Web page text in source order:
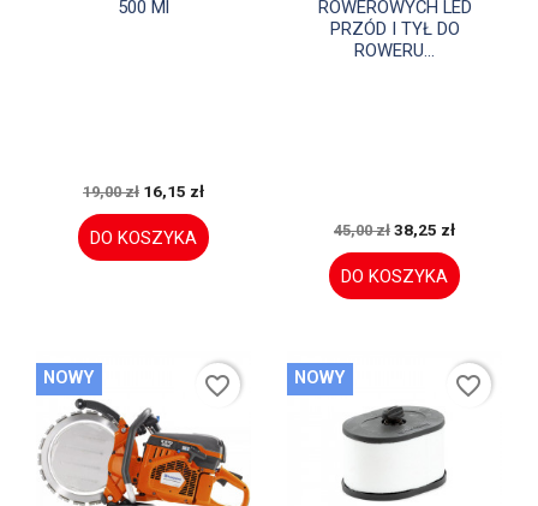
500 Ml
19,00 zł 16,15 zł
DO KOSZYKA
ROWEROWYCH LED
PRZÓD I TYŁ DO
ROWERU...
45,00 zł 38,25 zł
DO KOSZYKA
NOWY favorite_border NOWY favorite_border